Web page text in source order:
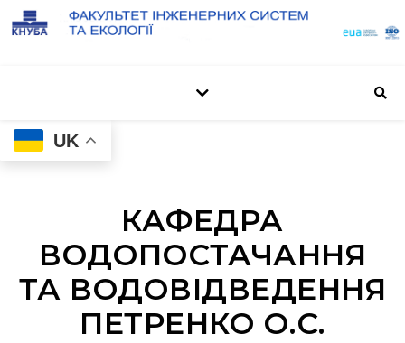
UK
КАФЕДРА
ВОДОПОСТАЧАННЯ
ТА ВОДОВІДВЕДЕННЯ
ПЕТРЕНКО О.С.